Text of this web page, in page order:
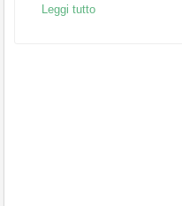
Leggi tutto